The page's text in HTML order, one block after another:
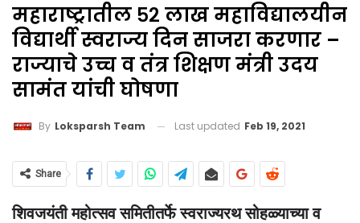
महाराष्ट्रातील ५२ लाख महाविद्यालयीन
विद्यार्थी स्वराज्य दिन साजरा करणार –
राज्याचे उच्च व तंत्र शिक्षण मंत्री उदय
सामंत यांची घोषणा
By Loksparsh Team Last updated Feb 19, 2021
Share
शिवजयंती महोत्सव समितीतर्फे स्वराज्यरथ सोहळ्याच्या व